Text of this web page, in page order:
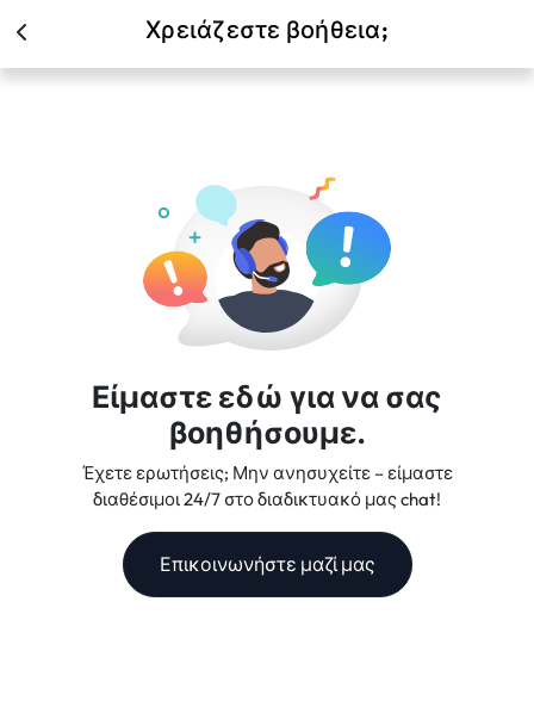
Χρειάζεστε βοήθεια;
Είμαστε εδώ για να σας
βοηθήσουμε.
Έχετε ερωτήσεις; Μην ανησυχείτε – είμαστε
διαθέσιμοι 24/7 στο διαδικτυακό μας chat!
Επικοινωνήστε μαζί μας